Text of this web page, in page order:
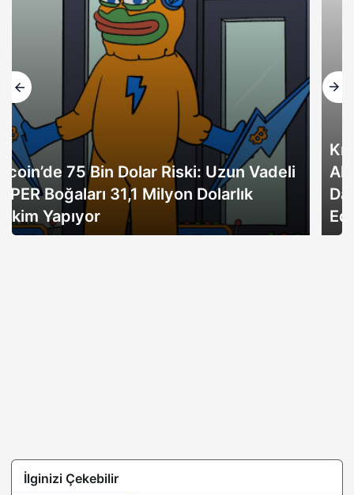
Kripto Güvenliği İçin Alınabilecek En İyi 3
Altcoin: BMIC ($BMIC), Kuantuma
Dayanıklı Ön Satış Trendine Liderlik
Ediyor
İlginizi Çekebilir